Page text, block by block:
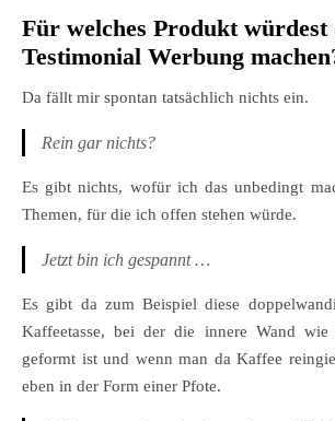
Für welches Produkt würdest
Testimonial Werbung
Da fällt mir spontan tatsächlich nichts ein.
Rein gar nichts?
Es gibt nichts, wofür ich das unbedingt
Themen, für die ich offen stehen würde.
Jetzt bin ich gespannt …
Es gibt da zum Beispiel diese
Kaffeetasse, bei der die innere Wand wie
geformt ist und wenn man da Kaffee
eben in der Form einer Pfote.